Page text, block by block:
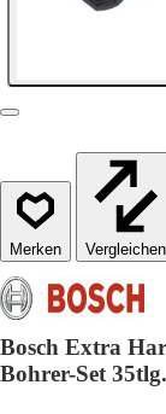
Vergleichen
Bosch Extra
Bohrer-Set